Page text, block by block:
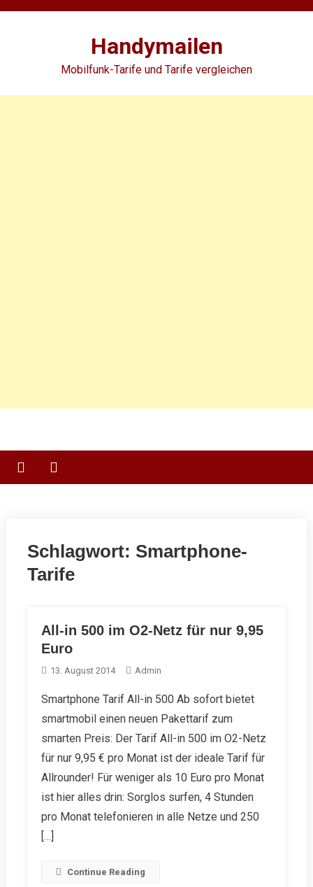
Handymailen
Mobilfunk-Tarife und Tarife vergleichen
Schlagwort: Smartphone-
Tarife
All-in 500 im O2-Netz für nur 9,95
Euro
13. August 2014 Admin
Smartphone Tarif All-in 500 Ab sofort bietet
smartmobil einen neuen Pakettarif zum
smarten Preis: Der Tarif All-in 500 im O2-Netz
für nur 9,95 € pro Monat ist der ideale Tarif für
Allrounder! Für weniger als 10 Euro pro Monat
ist hier alles drin: Sorglos surfen, 4 Stunden
pro Monat telefonieren in alle Netze und 250
[…]
Continue Reading